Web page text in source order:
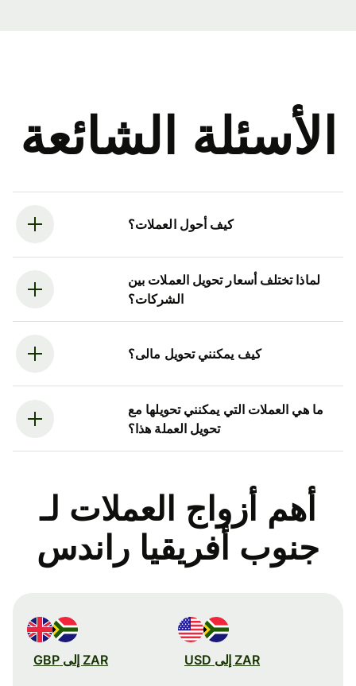
الأسئلة الشائعة
كيف أحول العملات؟
لماذا تختلف أسعار تحويل العملات بين
الشركات؟
كيف يمكنني تحويل مالى؟
ما هي العملات التي يمكنني تحويلها مع
تحويل العملة هذا؟
أهم أزواج العملات لـ
جنوب أفريقيا راندس
ZAR إلى USD ZAR إلى GBP